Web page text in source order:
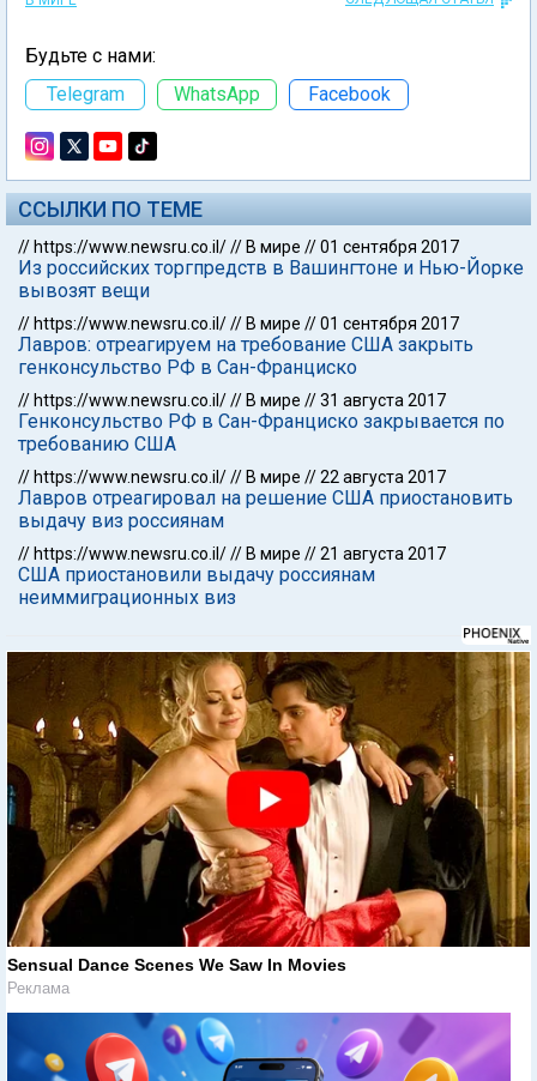
Будьте с нами:
Telegram
WhatsApp Facebook
ССЫЛКИ ПО ТЕМЕ
//https://www.newsru.co.il///В мире //01 сентября 2017
Из российских торгпредств в Вашингтоне и Нью-Йорке
вывозят вещи
//https://www.newsru.co.il///В мире //01 сентября 2017
Лавров: отреагируем на требование США закрыть
генконсульство РФ в Сан-Франциско
//https://www.newsru.co.il///В мире //31 августа 2017
Генконсульство РФ в Сан-Франциско закрывается по
требованию США
//https://www.newsru.co.il///В мире //22 августа 2017
Лавров отреагировал на решение США приостановить
выдачу виз россиянам
//https://www.newsru.co.il///В мире //21 августа 2017
США приостановили выдачу россиянам
неиммиграционных виз
Sensual Dance Scenes We Saw In Movies
Реклама